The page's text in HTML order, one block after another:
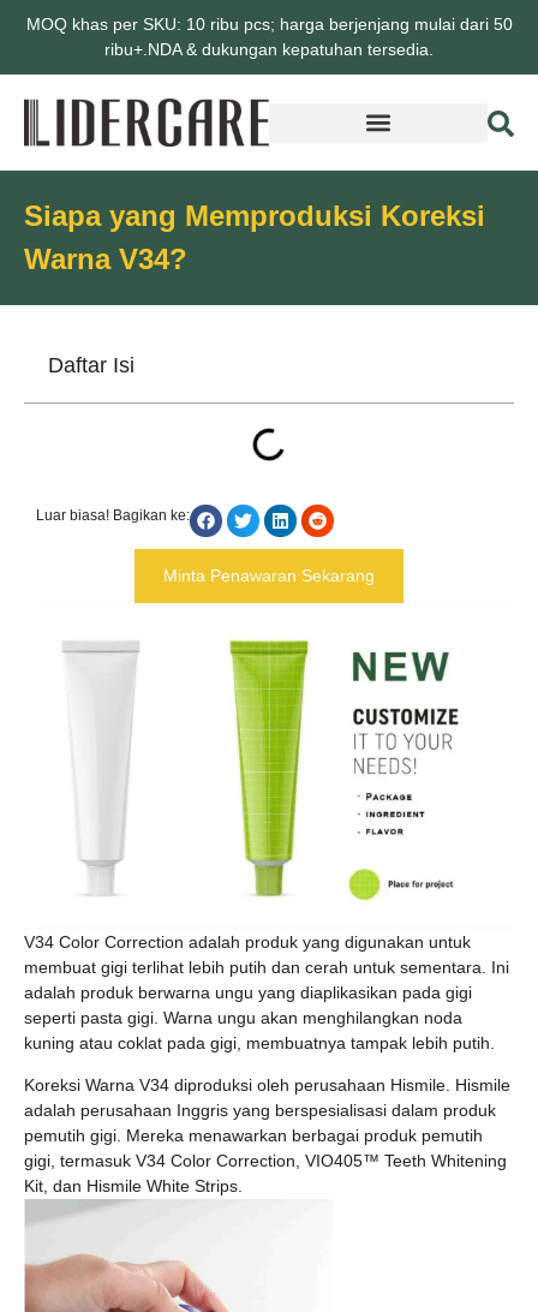
MOQ khas per SKU: 10 ribu pcs; harga berjenjang mulai dari 50
ribu+.NDA & dukungan kepatuhan tersedia.
Siapa yang Memproduksi Koreksi
Warna V34?
V34 Color Correction adalah produk yang digunakan untuk
membuat gigi terlihat lebih putih dan cerah untuk sementara. Ini
adalah produk berwarna ungu yang diaplikasikan pada gigi
seperti pasta gigi. Warna ungu akan menghilangkan noda
kuning atau coklat pada gigi, membuatnya tampak lebih putih.
Koreksi Warna V34 diproduksi oleh perusahaan Hismile. Hismile
adalah perusahaan Inggris yang berspesialisasi dalam produk
pemutih gigi. Mereka menawarkan berbagai produk pemutih
gigi, termasuk V34 Color Correction, VIO405™ Teeth Whitening
Kit, dan Hismile White Strips.
Daftar Isi
Luar biasa! Bagikan ke:
Minta Penawaran Sekarang